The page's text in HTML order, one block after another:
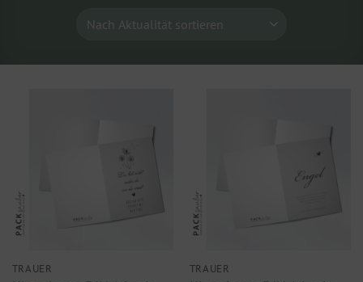
TRAUER TRAUER